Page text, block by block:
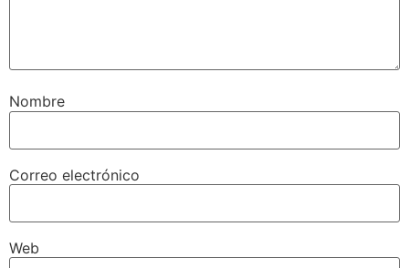
Nombre
Correo electrónico
Web